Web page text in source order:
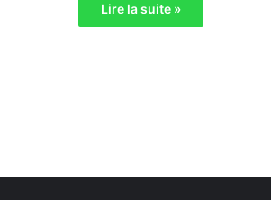
Lire la suite »